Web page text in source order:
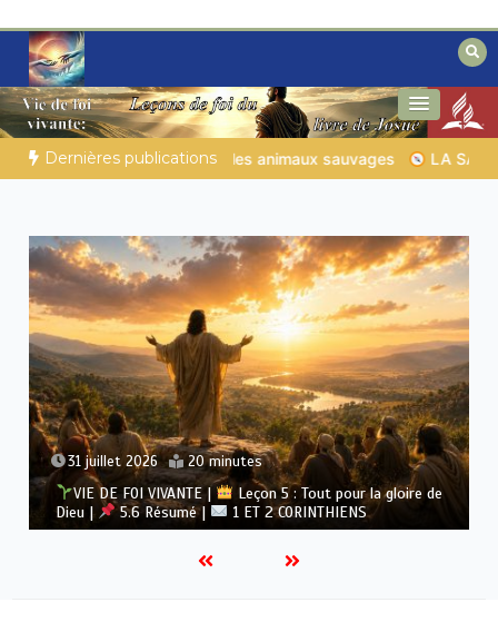
contenu
Secrets de la Bible
Des éclairages bibliques pour ceux qui
cherchent un chemin
Dernières publications
LA SAGESSE DE DIEU POUR TON QUOTIDIEN |
30 juillet 2026 15 minutes
VIE DE FOI VIVANTE |
Leçon 5 : Tout pour la gloire de
Dieu |
5.5 Vaincre l’idolâtrie | 1 ET 2 CORINTHIENS